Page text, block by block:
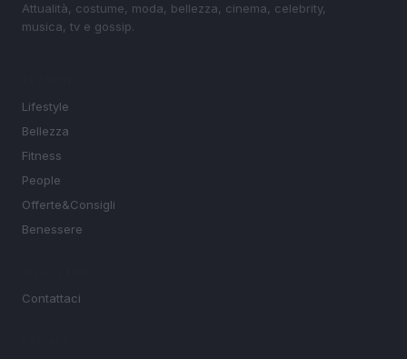
Attualità, costume, moda, bellezza, cinema, celebrity,
musica, tv e gossip.
Lifestyle
Bellezza
Fitness
People
Offerte&Consigli
Benessere
Contattaci